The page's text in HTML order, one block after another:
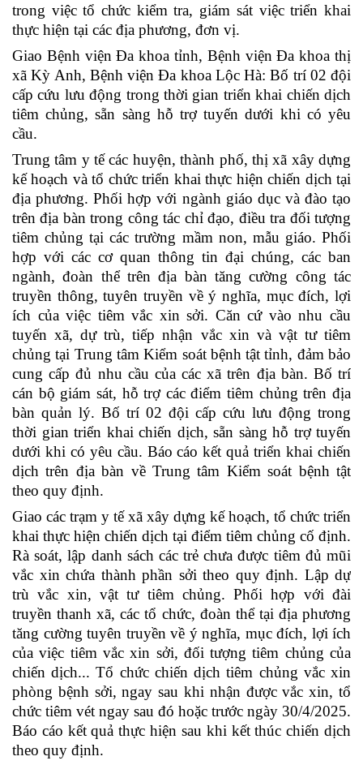
trong việc tổ chức kiểm tra, giám sát việc triển khai
thực hiện tại các địa phương, đơn vị.
Giao Bệnh viện Đa khoa tỉnh, Bệnh viện Đa khoa thị
xã Kỳ Anh, Bệnh viện Đa khoa Lộc Hà: Bố trí 02 đội
cấp cứu lưu động trong thời gian triển khai chiến dịch
tiêm chủng, sẵn sàng hỗ trợ tuyến dưới khi có yêu
cầu.
Trung tâm y tế các huyện, thành phố, thị xã xây dựng
kế hoạch và tổ chức triển khai thực hiện chiến dịch tại
địa phương. Phối hợp với ngành giáo dục và đào tạo
trên địa bàn trong công tác chỉ đạo, điều tra đối tượng
tiêm chủng tại các trường mầm non, mẫu giáo. Phối
hợp với các cơ quan thông tin đại chúng, các ban
ngành, đoàn thể trên địa bàn tăng cường công tác
truyền thông, tuyên truyền về ý nghĩa, mục đích, lợi
ích của việc tiêm vắc xin sởi. Căn cứ vào nhu cầu
tuyến xã, dự trù, tiếp nhận vắc xin và vật tư tiêm
chủng tại Trung tâm Kiểm soát bệnh tật tỉnh, đảm bảo
cung cấp đủ nhu cầu của các xã trên địa bàn. Bố trí
cán bộ giám sát, hỗ trợ các điểm tiêm chủng trên địa
bàn quản lý. Bố trí 02 đội cấp cứu lưu động trong
thời gian triển khai chiến dịch, sẵn sàng hỗ trợ tuyến
dưới khi có yêu cầu. Báo cáo kết quả triển khai chiến
dịch trên địa bàn về Trung tâm Kiểm soát bệnh tật
theo quy định.
Giao các trạm y tế xã xây dựng kế hoạch, tổ chức triển
khai thực hiện chiến dịch tại điểm tiêm chủng cố định.
Rà soát, lập danh sách các trẻ chưa được tiêm đủ mũi
vắc xin chứa thành phần sởi theo quy định. Lập dự
trù vắc xin, vật tư tiêm chủng. Phối hợp với đài
truyền thanh xã, các tổ chức, đoàn thể tại địa phương
tăng cường tuyên truyền về ý nghĩa, mục đích, lợi ích
của việc tiêm vắc xin sởi, đối tượng tiêm chủng của
chiến dịch... Tổ chức chiến dịch tiêm chủng vắc xin
phòng bệnh sởi, ngay sau khi nhận được vắc xin, tổ
chức tiêm vét ngay sau đó hoặc trước ngày 30/4/2025.
Báo cáo kết quả thực hiện sau khi kết thúc chiến dịch
theo quy định.